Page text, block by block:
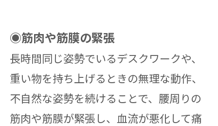
◉筋肉や筋膜の緊張
長時間同じ姿勢でいるデスクワークや、
重い物を持ち上げるときの無理な動作、
不自然な姿勢を続けることで、腰周りの
筋肉や筋膜が緊張し、血流が悪化して痛